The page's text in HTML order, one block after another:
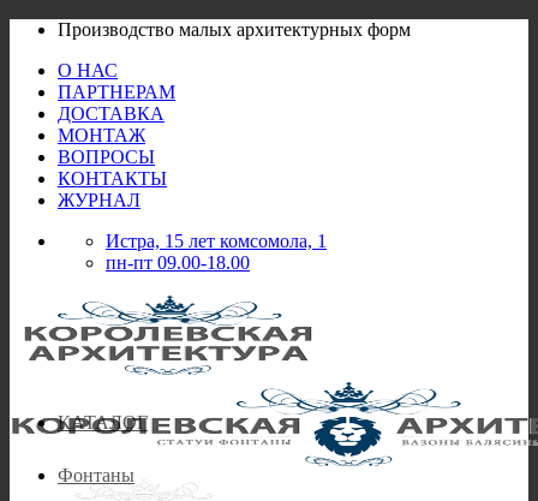
Skip
content
Производство малых архитектурных форм
О НАС
ПАРТНЕРАМ
ДОСТАВКА
МОНТАЖ
ВОПРОСЫ
КОНТАКТЫ
ЖУРНАЛ
Истра, 15 лет комсомола, 1
пн-пт 09.00-18.00
КАТАЛОГ
Фонтаны